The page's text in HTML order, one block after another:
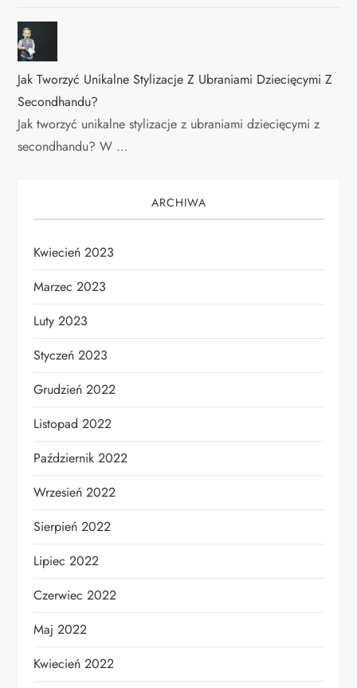
Jak Tworzyć Unikalne Stylizacje Z Ubraniami Dziecięcymi Z
Secondhandu?
Jak tworzyć unikalne stylizacje z ubraniami dziecięcymi z
secondhandu? W …
ARCHIWA
Kwiecień 2023
Marzec 2023
Luty 2023
Styczeń 2023
Grudzień 2022
Listopad 2022
Październik 2022
Wrzesień 2022
Sierpień 2022
Lipiec 2022
Czerwiec 2022
Maj 2022
Kwiecień 2022